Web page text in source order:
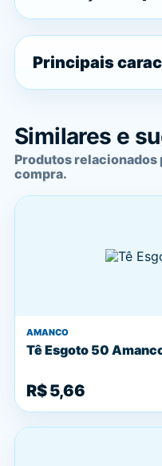
Principais
Similares e
Produtos relacionados
compra.
AMANCO
Tê Esgoto 50
R$ 5,66